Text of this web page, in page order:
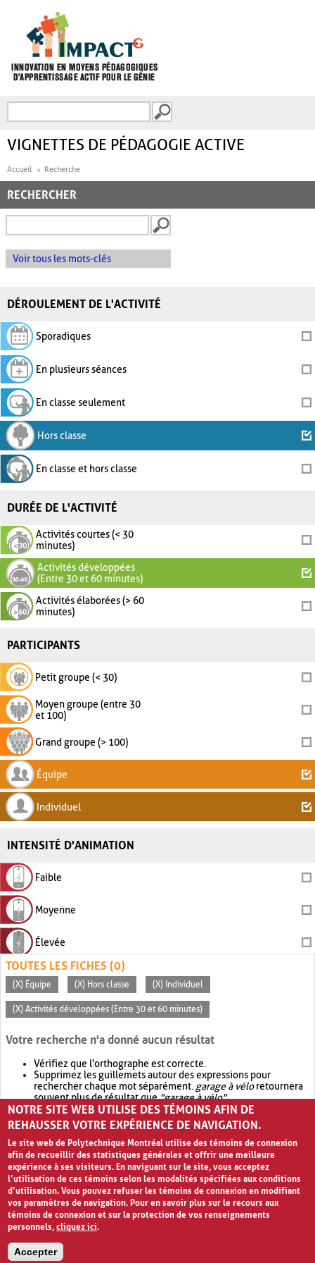
FORMULAIRE DE
VIGNETTES DE PÉDAGOGIE ACTIVE
Accueil Recherche
RECHERCHER
Voir tous les mots-clés
DÉROULEMENT DE L'ACTIVITÉ
Sporadiques
En plusieurs séances
En classe seulement
Hors classe
En classe et hors classe
DURÉE DE L'ACTIVITÉ
Activités courtes (< 30
minutes)
Activités développées
(Entre 30 et 60 minutes)
Activités élaborées (> 60
minutes)
PARTICIPANTS
Petit groupe (< 30)
Moyen groupe (entre 30
et 100)
Grand groupe (> 100)
Équipe
Individuel
INTENSITÉ D'ANIMATION
Faible
Moyenne
Élevée
TOUTES LES FICHES (0)
(X) Équipe (X) Hors classe (X) Individuel
(X) Activités développées (Entre 30 et 60 minutes)
Votre recherche n'a donné aucun résultat
Vérifiez que l'orthographe est correcte.
Supprimez les guillemets autour des expressions pour
rechercher chaque mot séparément. garage à véloretournera
souvent plus de résultat que"garage à vélo".
Envisagez d'élargir votre recherche avec OR.garage OR vélo
retournera souvent plus de résultat quegarage à vélo
NOTRE SITE WEB UTILISE DES TÉMOINS AFIN DE
REHAUSSER VOTRE EXPÉRIENCE DE NAVIGATION.
Le site web de Polytechnique Montréal utilise des témoins de connexion
afin de recueillir des statistiques générales et offrir une meilleure
expérience à ses visiteurs. En naviguant sur le site, vous acceptez
l’utilisation de ces témoins selon les modalités spécifiées aux conditions
d’utilisation. Vous pouvez refuser les témoins de connexion en modifiant
vos paramètres de navigation. Pour en savoir plus sur le recours aux
témoins de connexion et sur la protection de vos renseignements
personnels,cliquez ici.
Accepter